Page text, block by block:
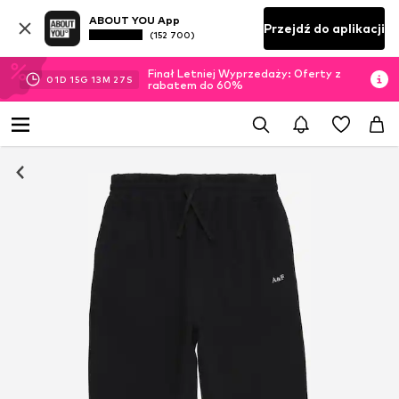
ABOUT YOU App
(152 700) Przejdź do aplikacji
01D 15G 13M 27 S
Finał Letniej Wyprzedaży: Oferty z
rabatem do 60%